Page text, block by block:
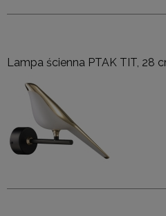
Lampa ścienna PTAK TIT, 28